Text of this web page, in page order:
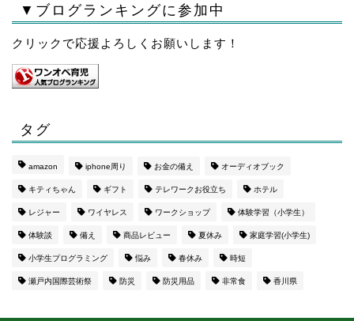
▼ブログランキングに参加中
クリックで応援よろしくお願いします！
タグ
amazon iphone周り お金の備え オーディオブック
キティちゃん ギフト テレワークお役立ち ホテル
レジャー ワイヤレス ワークショップ 体験学習（小学生）
体験談 備え 商品レビュー 夏休み 家庭学習(小学生)
小学生プログラミング 悩み 春休み 時短
瀬戸内国際芸術祭 防災 防災用品 非常食 香川県